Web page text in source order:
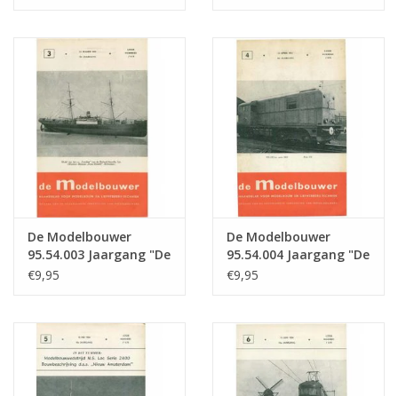
De Modelbouwer
95.54.003 Jaargang "De
Modelbouwer" Editie :
€9,95
De Modelbouwer
95.54.004 Jaargang "De
Modelbouwer" Editie :
€9,95